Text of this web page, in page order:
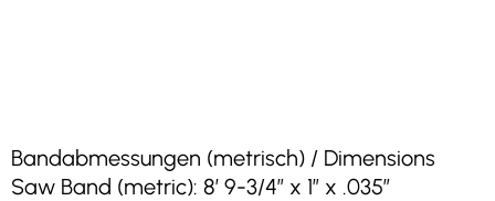
Bandabmessungen (metrisch) / Dimensions
Saw Band (metric): 8′ 9-3/4″ x 1″ x .035″